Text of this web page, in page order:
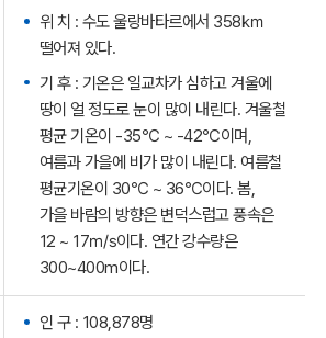
위 치 : 수도 울랑바타르에서 358㎞
떨어져 있다.
기 후 : 기온은 일교차가 심하고 겨울에
땅이 얼 정도로 눈이 많이 내린다. 겨울철
평균 기온이 -35℃ ~ -42℃이며,
여름과 가을에 비가 많이 내린다. 여름철
평균기온이 30℃ ~ 36℃이다. 봄,
가을 바람의 방향은 변덕스럽고 풍속은
12 ~ 17㎧이다. 연간 강수량은
300~400m이다.
인 구 : 108,878명